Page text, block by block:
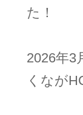
た！
2026年3
くなが